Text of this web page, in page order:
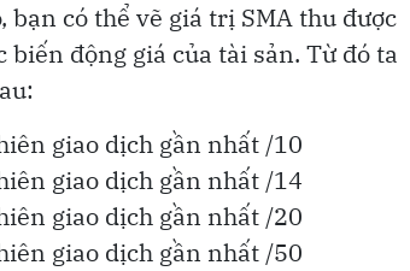
bạn có thể vẽ giá trị SMA thu được
động giá của tài sản. Từ đó ta
giao dịch gần nhất /10
giao dịch gần nhất /14
giao dịch gần nhất /20
giao dịch gần nhất /50